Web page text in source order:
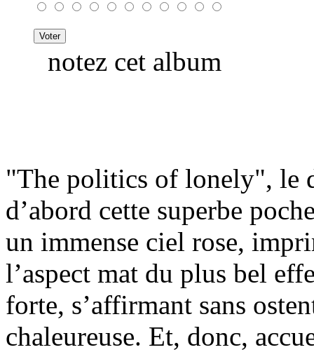
notez cet album
"The politics of lonely", le
d’abord cette superbe
un immense ciel rose,
l’aspect mat du plus bel
forte, s’affirmant sans
chaleureuse. Et, donc,